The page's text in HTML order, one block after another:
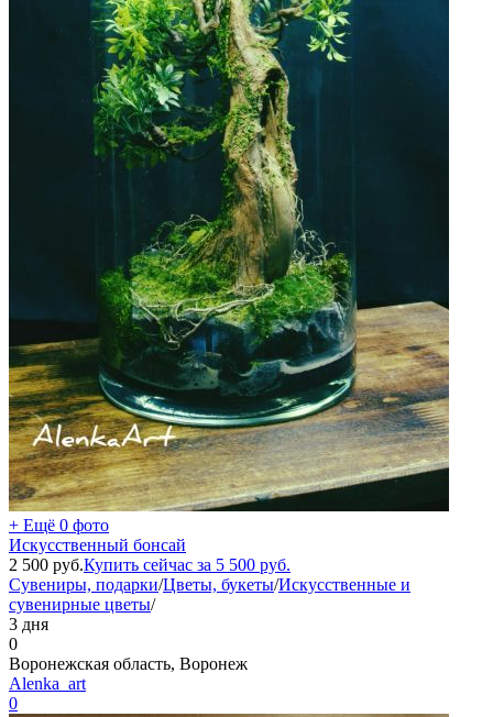
+ Ещё 0 фото
Искусственный бонсай
2 500 руб.Купить сейчас за 5 500 руб.
Сувениры, подарки/Цветы, букеты/Искусственные и
сувенирные цветы/
3 дня
0
Воронежская область, Воронеж
Alenka_art
0